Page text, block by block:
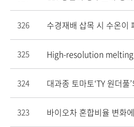
326 수경재배 삽목 시 수온
325 High-resolution melting
324 대과종 토마토‘TY 원더
323 바이오차 혼합비율 변화